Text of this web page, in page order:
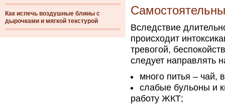
Как испечь воздушные блины с
дырочками и мягкой текстурой
Вследствие
происходит
тревогой,
следует направлять
много питья – чай,
слабые бульоны и
работу ЖКТ;